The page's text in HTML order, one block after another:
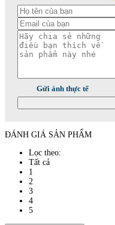
Gửi ảnh thực tế
ĐÁNH GIÁ SẢN PHẨM
Lọc theo:
Tất cả
1
2
3
4
5